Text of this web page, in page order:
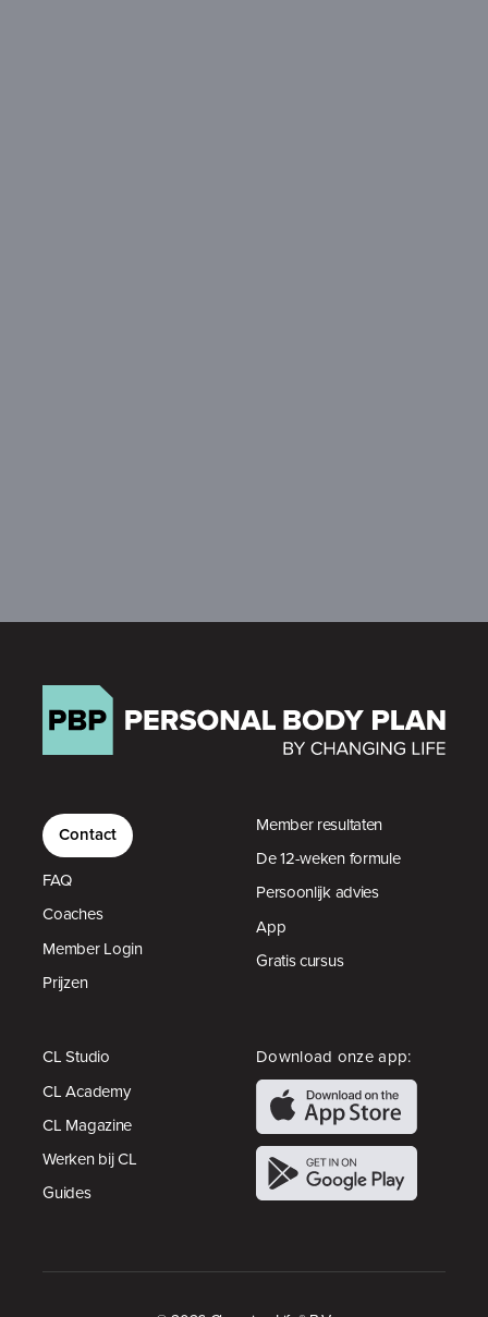
Contact
FAQ
Coaches
Member Login
Prijzen
Member resultaten
De 12-weken formule
Persoonlijk advies
App
Gratis cursus
CL Studio
CL Academy
CL Magazine
Werken bij CL
Guides
Download onze app: